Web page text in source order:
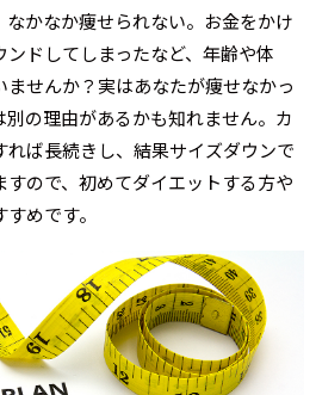
かなか痩せられない。お金をかけ
ドしてしまったなど、年齢や体
せんか？実はあなたが痩せなかっ
の理由があるかも知れません。カ
れば長続きし、結果サイズダウンで
ので、初めてダイエットする方や
めです。